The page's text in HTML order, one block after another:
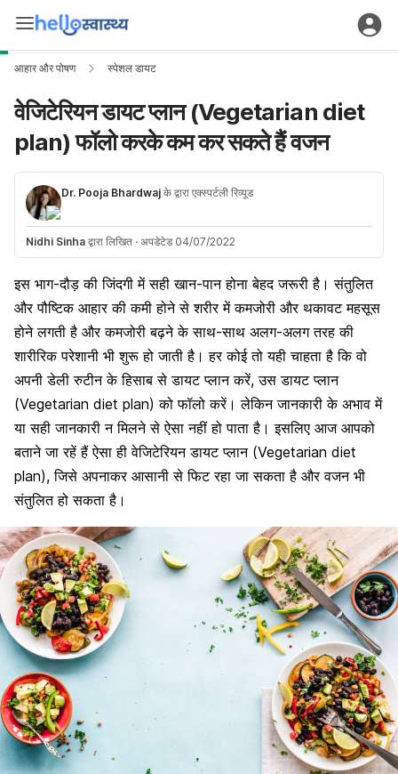
आहार और पोषण स्पेशल डायट
वेजिटेरियन डायट प्लान (Vegetarian diet
plan) फॉलो करके कम कर सकते हैं वजन
Dr. Pooja Bhardwaj के द्वारा एक्स्पर्टली रिव्यूड
Nidhi Sinha द्वारा लिखित · अपडेटेड 04/07/2022
इस भाग-दौड़ की जिंदगी में सही खान-पान होना बेहद जरूरी है। संतुलित
और पौष्टिक आहार की कमी होने से शरीर में कमजोरी और थकावट महसूस
होने लगती है और कमजोरी बढ़ने के साथ-साथ अलग-अलग तरह की
शारीरिक परेशानी भी शुरू हो जाती है। हर कोई तो यही चाहता है कि वो
अपनी डेली रुटीन के हिसाब से डायट प्लान करें, उस डायट प्लान
(Vegetarian diet plan) को फॉलो करें। लेकिन जानकारी के अभाव में
या सही जानकारी न मिलने से ऐसा नहीं हो पाता है। इसलिए आज आपको
बताने जा रहें हैं ऐसा ही वेजिटेरियन डायट प्लान (Vegetarian diet
plan), जिसे अपनाकर आसानी से फिट रहा जा सकता है और वजन भी
संतुलित हो सकता है।